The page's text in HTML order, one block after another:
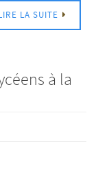
LA SUITE
à la